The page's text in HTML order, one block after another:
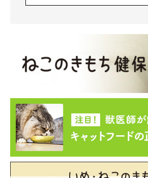
※記事と一部写真に関連性はありませんの